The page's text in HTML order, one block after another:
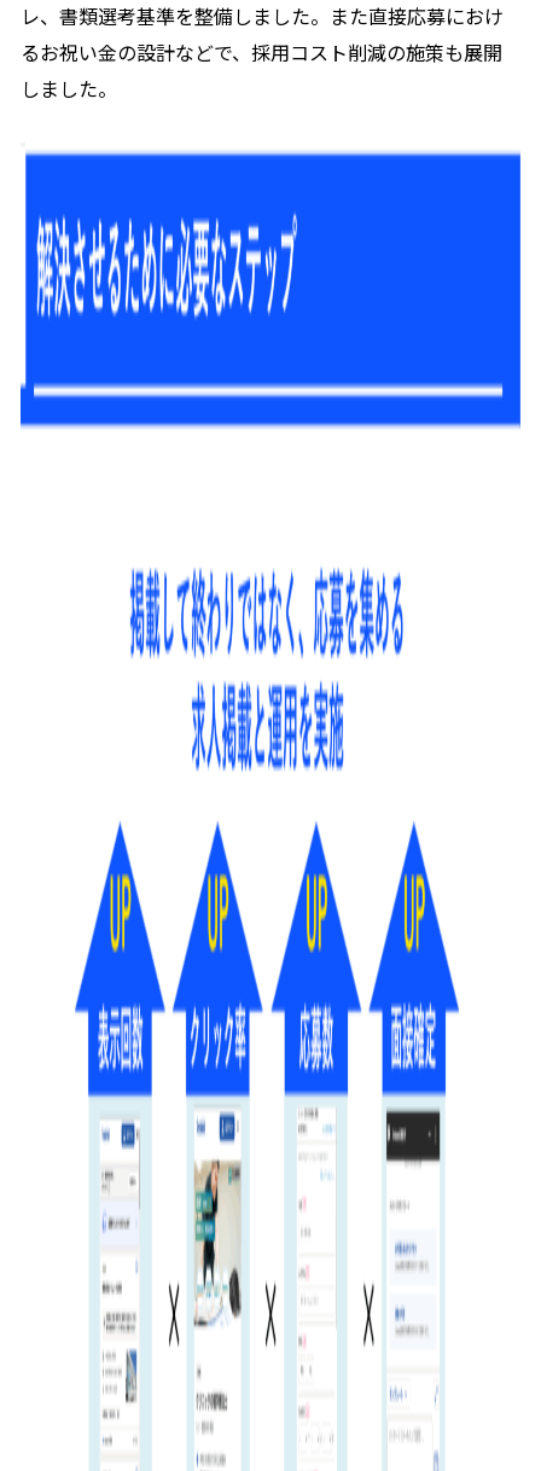
レ、書類選考基準を整備しました。また直接応募におけ
るお祝い金の設計などで、採用コスト削減の施策も展開
しました。